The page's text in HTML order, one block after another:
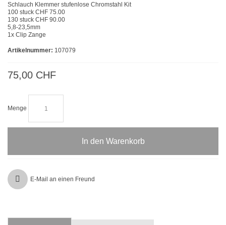
Schlauch Klemmer stufenlose Chromstahl Kit
100 stuck CHF 75.00
130 stuck CHF 90.00
5,8-23,5mm
1x Clip Zange
Artikelnummer: 107079
75,00 CHF
Menge
In den Warenkorb
E-Mail an einen Freund